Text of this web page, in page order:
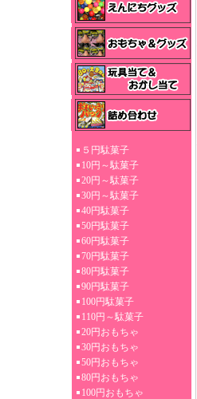
５円駄菓子
10円～駄菓子
20円～駄菓子
30円～駄菓子
40円駄菓子
50円駄菓子
60円駄菓子
70円駄菓子
80円駄菓子
90円駄菓子
100円駄菓子
110円～駄菓子
20円おもちゃ
30円おもちゃ
50円おもちゃ
80円おもちゃ
100円おもちゃ